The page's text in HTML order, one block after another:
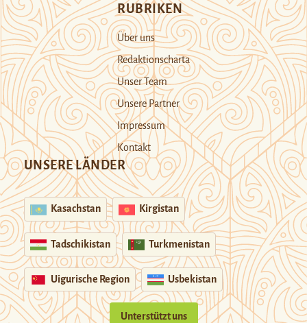
RUBRIKEN
Über uns
Redaktionscharta
Unser Team
Unsere Partner
Impressum
Kontakt
UNSERE LÄNDER
Kasachstan Kirgistan
Tadschikistan Turkmenistan
Uigurische Region Usbekistan
Unterstützt uns